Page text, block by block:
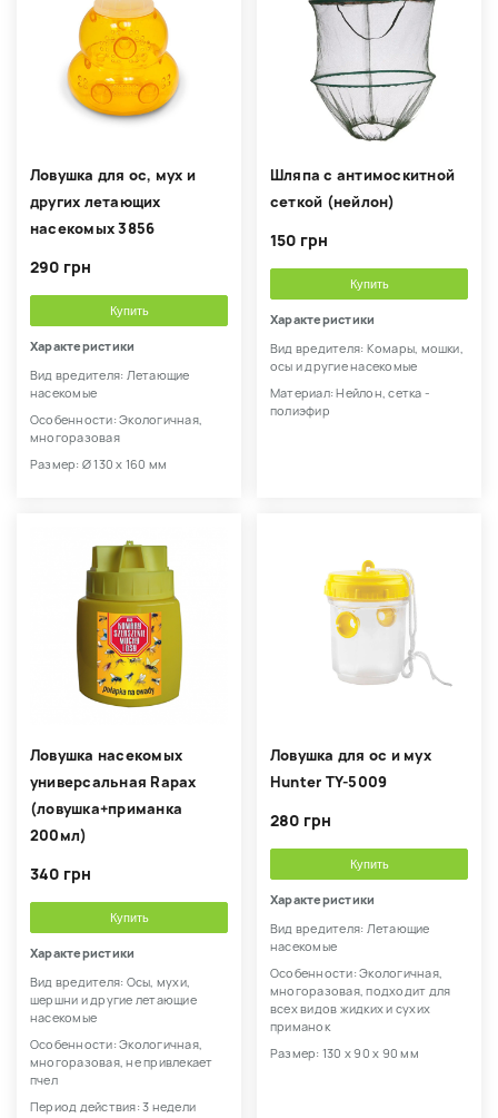
Ловушка для ос, мух и
других летающих
насекомых 3856
290 грн
Купить
Характеристики
Вид вредителя: Летающие
насекомые
Особенности: Экологичная,
многоразовая
Размер: Ø 130 х 160 мм
Шляпа с антимоскитной
сеткой (нейлон)
150 грн
Купить
Характеристики
Вид вредителя: Комары, мошки,
осы и другие насекомые
Материал: Нейлон, сетка -
полиэфир
Ловушка насекомых
универсальная Rapax
(ловушка+приманка
200мл)
340 грн
Купить
Характеристики
Вид вредителя: Осы, мухи,
шершни и другие летающие
насекомые
Особенности: Экологичная,
многоразовая, не привлекает
пчел
Период действия: 3 недели
Ловушка для ос и мух
Hunter TY-5009
280 грн
Купить
Характеристики
Вид вредителя: Летающие
насекомые
Особенности: Экологичная,
многоразовая, подходит для
всех видов жидких и сухих
приманок
Размер: 130 х 90 х 90 мм